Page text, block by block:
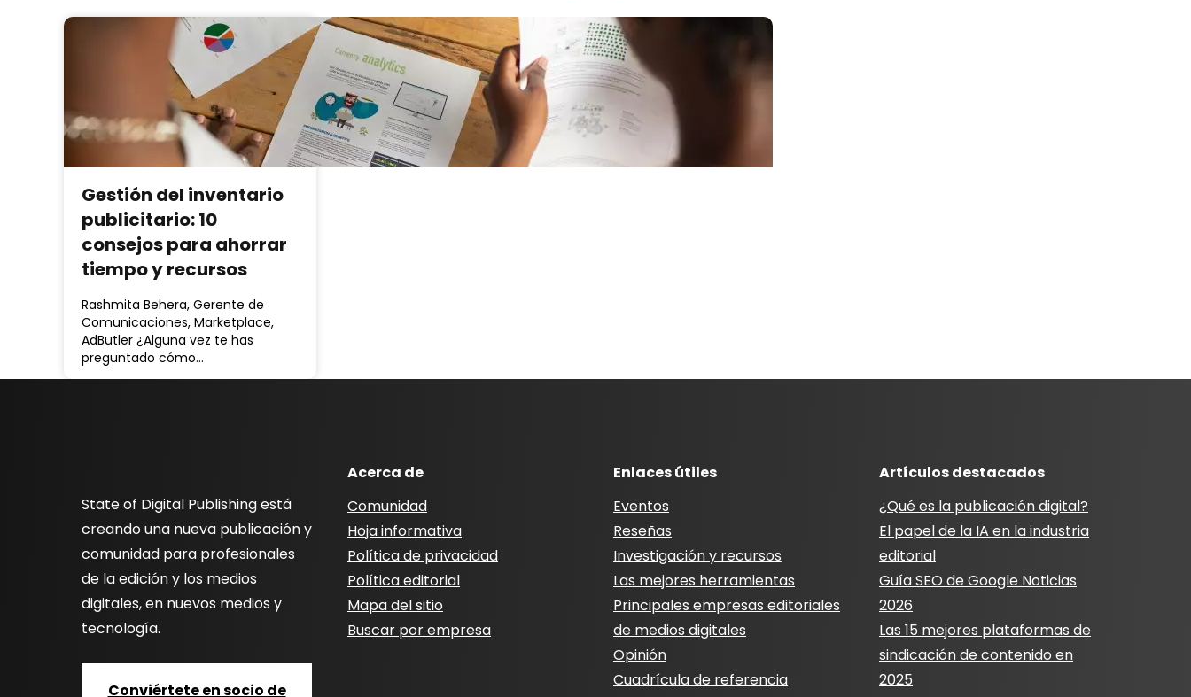
Gestión del inventario
publicitario: 10
consejos para ahorrar
tiempo y recursos
Rashmita Behera, Gerente de
Comunicaciones, Marketplace,
AdButler ¿Alguna vez te has
preguntado cómo…
State of Digital Publishing está
creando una nueva publicación y
comunidad para profesionales
de la edición y los medios
digitales, en nuevos medios y
tecnología.
Conviértete en socio de
Acerca de
Comunidad
Hoja informativa
Política de privacidad
Política editorial
Mapa del sitio
Buscar por empresa
Enlaces útiles
Eventos
Reseñas
Investigación y recursos
Las mejores herramientas
Principales empresas editoriales
de medios digitales
Opinión
Cuadrícula de referencia
Artículos destacados
¿Qué es la publicación digital?
El papel de la IA en la industria
editorial
Guía SEO de Google Noticias
2026
Las 15 mejores plataformas de
sindicación de contenido en
2025